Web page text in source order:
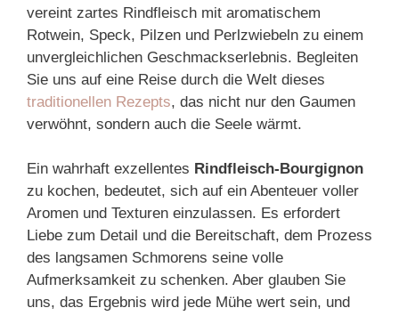
vereint zartes Rindfleisch mit aromatischem
Rotwein, Speck, Pilzen und Perlzwiebeln zu einem
unvergleichlichen Geschmackserlebnis. Begleiten
Sie uns auf eine Reise durch die Welt dieses
traditionellen Rezepts, das nicht nur den Gaumen
verwöhnt, sondern auch die Seele wärmt.
Ein wahrhaft exzellentes Rindfleisch-Bourgignon
zu kochen, bedeutet, sich auf ein Abenteuer voller
Aromen und Texturen einzulassen. Es erfordert
Liebe zum Detail und die Bereitschaft, dem Prozess
des langsamen Schmorens seine volle
Aufmerksamkeit zu schenken. Aber glauben Sie
uns, das Ergebnis wird jede Mühe wert sein, und